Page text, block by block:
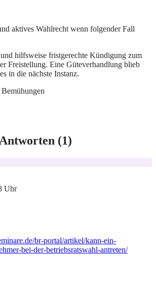
aktives Wahlrecht wenn folgender Fall
hilfsweise fristgerechte Kündigung zum
Freistellung. Eine Güteverhandlung blieb
in die nächste Instanz.
(1)
Uhr
br-portal/artikel/kann-ein-
bei-der-betriebsratswahl-antreten/